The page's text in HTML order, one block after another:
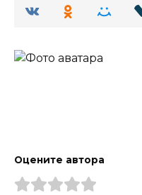
Оцените автора